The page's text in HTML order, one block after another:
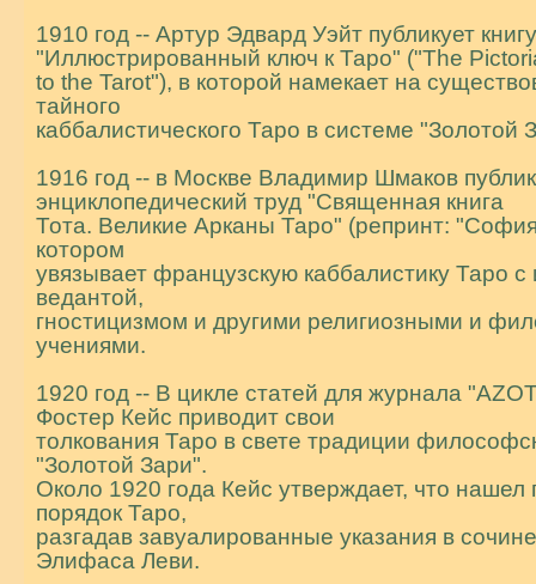
1910 год -- Артур Эдвард Уэйт публикует книгу
"Иллюстрированный ключ к Таро" ("The
to the Tarot"), в которой намекает на
тайного
каббалистического Таро в системе "Золотой
1916 год -- в Москве Владимиp Шмаков
энциклопедический тpуд "Священная книга
Тота. Великие Аpканы Таpо" (репpинт:
котоpом
увязывает фpанцузскую каббалистику Таpо с
ведантой,
гностицизмом и дpугими pелигиозными и
учениями.
1920 год -- В цикле статей для журнала
Фостер Кейс приводит свои
толкования Таро в свете традиции
"Золотой Зари".
Около 1920 года Кейс утверждает, что нашел
порядок Таро,
разгадав завуалированные указания в
Элифаса Леви.